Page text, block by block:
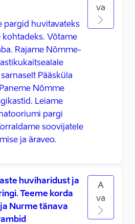
pargid huvitavateks
kohtadeks. Võtame
Rajame Nõmme-
Pääsküla
Nõmme
Leiame
pargi
soovijatele
ja äraveo.
va
huviharidust ja
Teeme korda
Nurme tänava
A
va